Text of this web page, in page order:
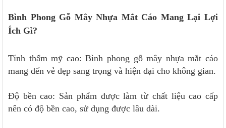
Bình Phong Gỗ Mây Nhựa Mắt Cáo Mang Lại Lợi
Ích Gì?
Tính thẩm mỹ cao: Bình phong gỗ mây nhựa mắt cáo
mang đến vẻ đẹp sang trọng và hiện đại cho không gian.
Độ bền cao: Sản phẩm được làm từ chất liệu cao cấp
nên có độ bền cao, sử dụng được lâu dài.